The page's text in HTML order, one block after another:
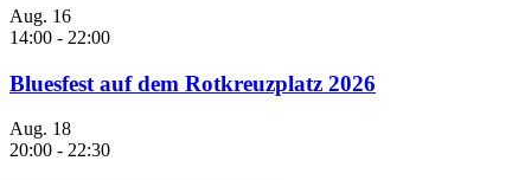
Aug. 16
14:00 - 22:00
Bluesfest auf dem Rotkreuzplatz 2026
Aug. 18
20:00 - 22:30